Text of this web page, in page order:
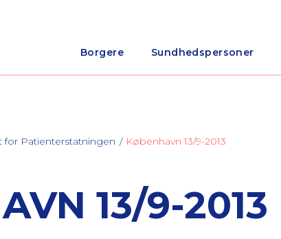
Borgere Sundhedspersoner
Patienterstatningen København 13/9-2013
13/9-2013